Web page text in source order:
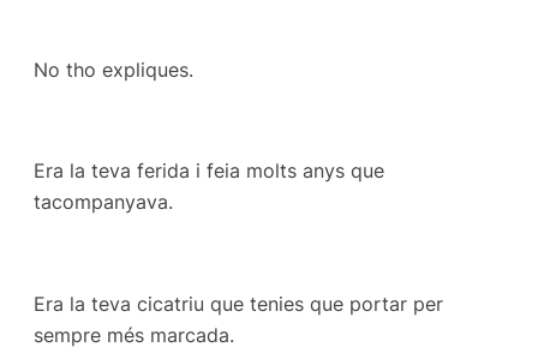
No tho expliques.
Era la teva ferida i feia molts anys que
tacompanyava.
Era la teva cicatriu que tenies que portar per
sempre més marcada.